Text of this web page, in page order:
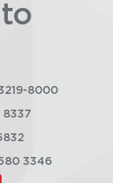
8000
8337
3346